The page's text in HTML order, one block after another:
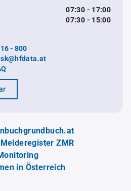
07:30 - 17:00
07:30 - 15:00
- 800
ZMR
in Österreich